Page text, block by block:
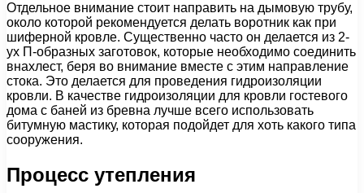
Отдельное внимание стоит направить на дымовую трубу,
около которой рекомендуется делать воротник как при
шиферной кровле. Существенно часто он делается из 2-
ух П-образных заготовок, которые необходимо соединить
внахлест, беря во внимание вместе с этим направление
стока. Это делается для проведения гидроизоляции
кровли. В качестве гидроизоляции для кровли гостевого
дома с баней из бревна лучше всего использовать
битумную мастику, которая подойдет для хоть какого типа
сооружения.
Процесс утепления